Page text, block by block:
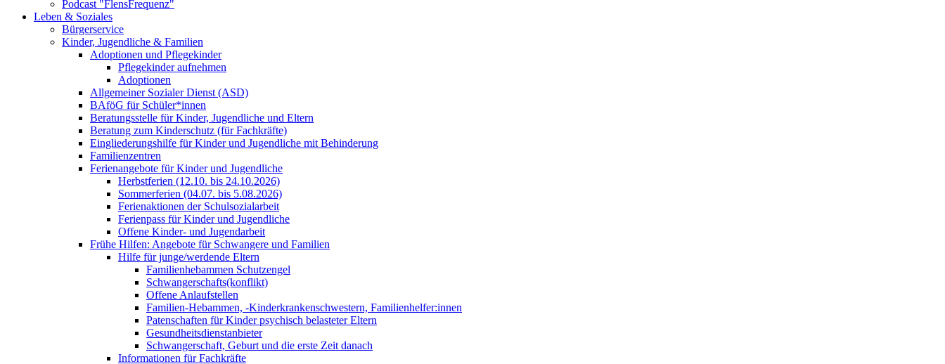
Podcast "FlensFrequenz"
Leben & Soziales
Bürgerservice
Kinder, Jugendliche & Familien
Adoptionen und Pflegekinder
Pflegekinder aufnehmen
Adoptionen
Allgemeiner Sozialer Dienst (ASD)
BAföG für Schüler*innen
Beratungsstelle für Kinder, Jugendliche und Eltern
Beratung zum Kinderschutz (für Fachkräfte)
Eingliederungshilfe für Kinder und Jugendliche mit Behinderung
Familienzentren
Ferienangebote für Kinder und Jugendliche
Herbstferien (12.10. bis 24.10.2026)
Sommerferien (04.07. bis 5.08.2026)
Ferienaktionen der Schulsozialarbeit
Ferienpass für Kinder und Jugendliche
Offene Kinder- und Jugendarbeit
Frühe Hilfen: Angebote für Schwangere und Familien
Hilfe für junge/werdende Eltern
Familienhebammen Schutzengel
Schwangerschafts(konflikt)
Offene Anlaufstellen
Familien-Hebammen, -Kinderkrankenschwestern, Familienhelfer:innen
Patenschaften für Kinder psychisch belasteter Eltern
Gesundheitsdienstanbieter
Schwangerschaft, Geburt und die erste Zeit danach
Informationen für Fachkräfte